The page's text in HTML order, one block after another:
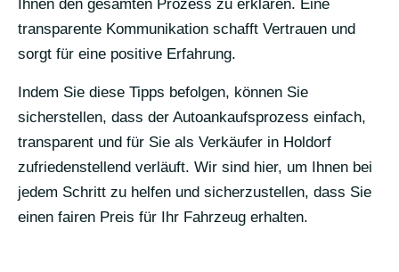
Ihnen den gesamten Prozess zu erklären. Eine
transparente Kommunikation schafft Vertrauen und
sorgt für eine positive Erfahrung.
Indem Sie diese Tipps befolgen, können Sie
sicherstellen, dass der Autoankaufsprozess einfach,
transparent und für Sie als Verkäufer in Holdorf
zufriedenstellend verläuft. Wir sind hier, um Ihnen bei
jedem Schritt zu helfen und sicherzustellen, dass Sie
einen fairen Preis für Ihr Fahrzeug erhalten.